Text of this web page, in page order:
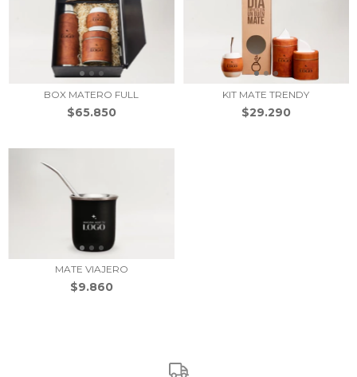
BOX MATERO FULL
$65.850
KIT MATE TRENDY
$29.290
MATE VIAJERO
$9.860